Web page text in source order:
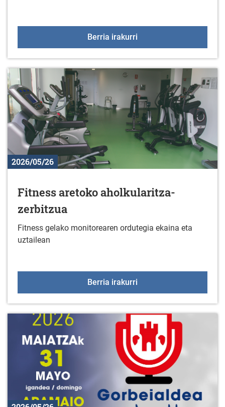
Berria irakurri
2026/05/26
Fitness aretoko aholkularitza-
zerbitzua
Fitness gelako monitorearen ordutegia ekaina eta
uztailean
Berria irakurri